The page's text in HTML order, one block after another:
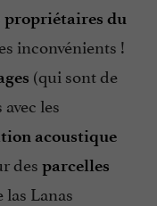
propriétaires du
inconvénients !
(qui sont de
les
acoustique
des parcelles
las Lanas